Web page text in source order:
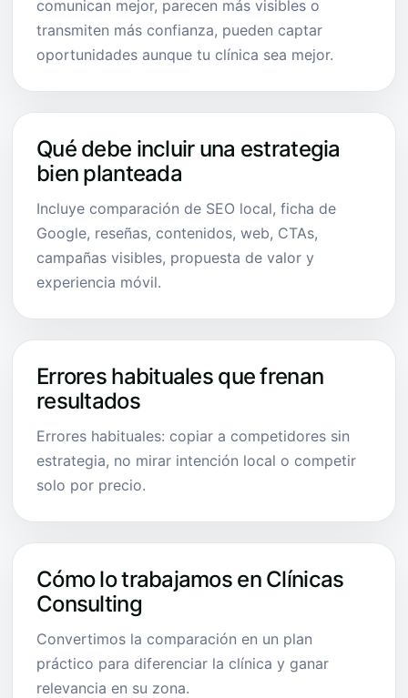
comunican mejor, parecen más visibles o
transmiten más confianza, pueden captar
oportunidades aunque tu clínica sea mejor.
Qué debe incluir una estrategia
bien planteada
Incluye comparación de SEO local, ficha de
Google, reseñas, contenidos, web, CTAs,
campañas visibles, propuesta de valor y
experiencia móvil.
Errores habituales que frenan
resultados
Errores habituales: copiar a competidores sin
estrategia, no mirar intención local o competir
solo por precio.
Cómo lo trabajamos en Clínicas
Consulting
Convertimos la comparación en un plan
práctico para diferenciar la clínica y ganar
relevancia en su zona.